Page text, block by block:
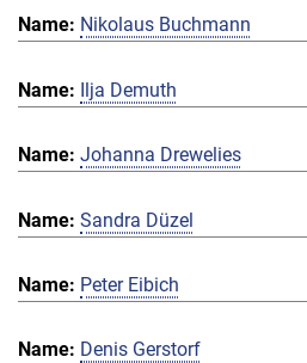
Nikolaus Buchmann
Ilja Demuth
Johanna Drewelies
Sandra Düzel
Peter Eibich
Denis Gerstorf